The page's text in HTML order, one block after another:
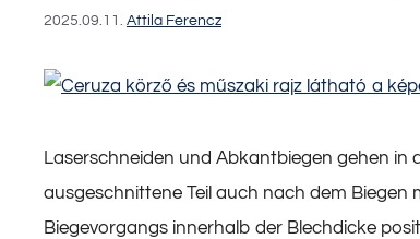
2025.09.11. Attila Ferencz
Laserschneiden und Abkantbiegen gehen in
ausgeschnittene Teil auch nach dem Biegen
Biegevorgangs innerhalb der Blechdicke